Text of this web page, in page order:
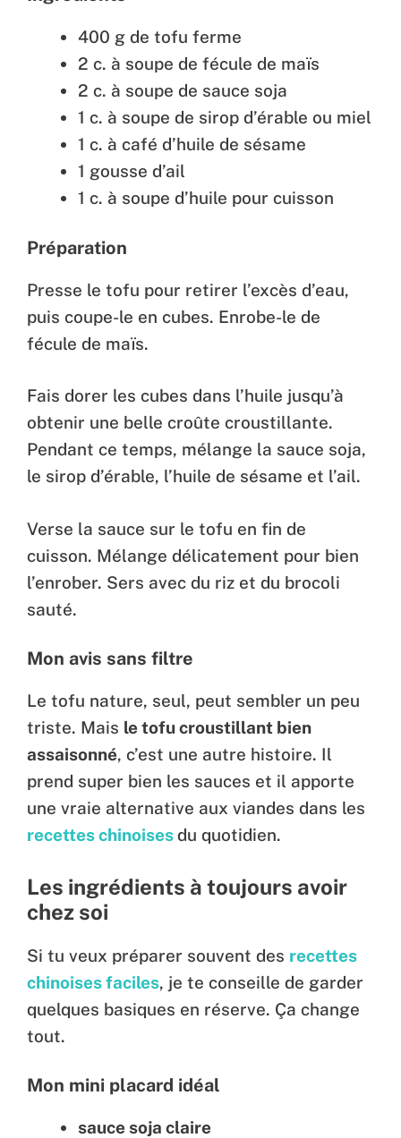
400 g de tofu ferme
2 c. à soupe de fécule de maïs
2 c. à soupe de sauce soja
1 c. à soupe de sirop d’érable ou miel
1 c. à café d’huile de sésame
1 gousse d’ail
1 c. à soupe d’huile pour cuisson
Préparation
Presse le tofu pour retirer l’excès d’eau,
puis coupe-le en cubes. Enrobe-le de
fécule de maïs.
Fais dorer les cubes dans l’huile jusqu’à
obtenir une belle croûte croustillante.
Pendant ce temps, mélange la sauce soja,
le sirop d’érable, l’huile de sésame et l’ail.
Verse la sauce sur le tofu en fin de
cuisson. Mélange délicatement pour bien
l’enrober. Sers avec du riz et du brocoli
sauté.
Mon avis sans filtre
Le tofu nature, seul, peut sembler un peu
triste. Mais le tofu croustillant bien
assaisonné, c’est une autre histoire. Il
prend super bien les sauces et il apporte
une vraie alternative aux viandes dans les
recettes chinoisesdu quotidien.
Les ingrédients à toujours avoir
chez soi
Si tu veux préparer souvent des recettes
chinoises faciles, je te conseille de garder
quelques basiques en réserve. Ça change
tout.
Mon mini placard idéal
sauce soja claire